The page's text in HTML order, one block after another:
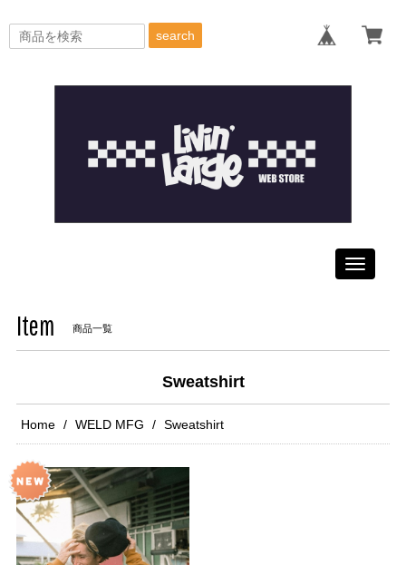
search
Toggle
Item 商品一覧
Sweatshirt
Home WELD MFG Sweatshirt